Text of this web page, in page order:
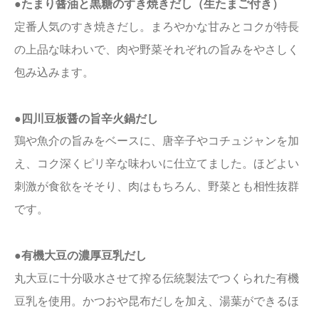
●たまり醤油と黒糖のすき焼きだし（生たまご付き）
定番人気のすき焼きだし。まろやかな甘みとコクが特長
の上品な味わいで、肉や野菜それぞれの旨みをやさしく
包み込みます。
●四川豆板醤の旨辛火鍋だし
鶏や魚介の旨みをベースに、唐辛子やコチュジャンを加
え、コク深くピリ辛な味わいに仕立てました。ほどよい
刺激が食欲をそそり、肉はもちろん、野菜とも相性抜群
です。
●有機大豆の濃厚豆乳だし
丸大豆に十分吸水させて搾る伝統製法でつくられた有機
豆乳を使用。かつおや昆布だしを加え、湯葉ができるほ